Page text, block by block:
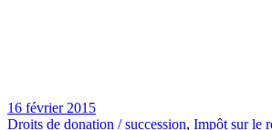
16 février 2015
Droits de donation / succession, Impôt sur le